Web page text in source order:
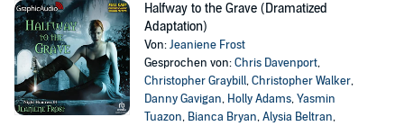
Halfway to the Grave (Dramatized
Adaptation)
Von:Jeaniene Frost
Gesprochen von:Chris Davenport,
Christopher Graybill,Christopher Walker,
Danny Gavigan, Holly Adams,Yasmin
Tuazon, Bianca Bryan,Alysia Beltran,